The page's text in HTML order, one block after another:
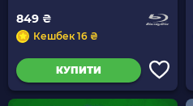
849 ₴
Кешбек 16 ₴
КУПИТИ